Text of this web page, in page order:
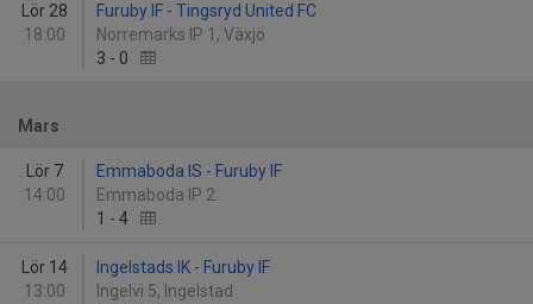
Lör 28
18:00
Furuby IF - Tingsryd United FC
Norremarks IP 1, Växjö
3 - 0
Mars
Lör 7
14:00
Emmaboda IS - Furuby IF
Emmaboda IP 2
1 - 4
Lör 14
13:00
Ingelstads IK - Furuby IF
Ingelvi 5, Ingelstad